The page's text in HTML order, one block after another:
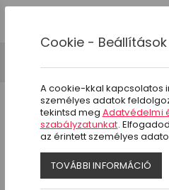
Cookie - Beállítások
A cookie-kkal kapcsolatos
személyes adatok
tekintsd meg Adatvédelmi
szabályzatunkat.
az érintett személyes
TOVÁBBI INFORMÁCIÓ
SZŰRÉS